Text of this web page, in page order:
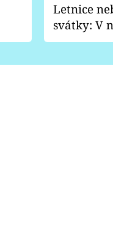
Letnice
svátky: V
pondělí